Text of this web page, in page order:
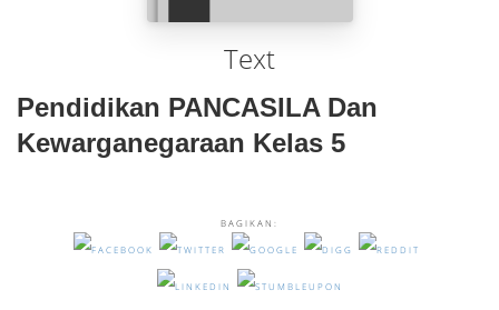
Text
Pendidikan PANCASILA Dan
Kewarganegaraan Kelas 5
BAGIKAN: